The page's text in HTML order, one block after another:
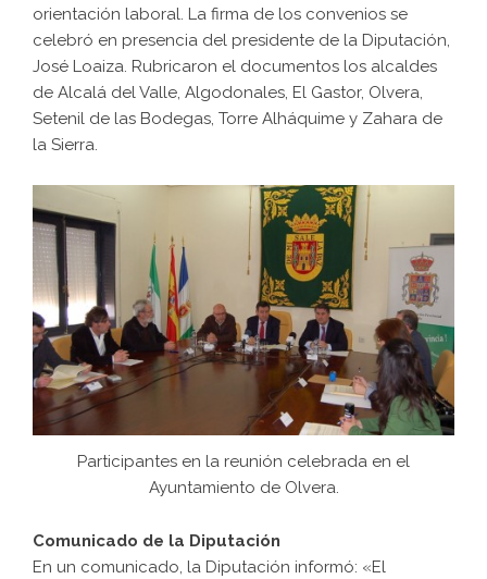
orientación laboral. La firma de los convenios se
celebró en presencia del presidente de la Diputación,
José Loaiza. Rubricaron el documentos los alcaldes
de Alcalá del Valle, Algodonales, El Gastor, Olvera,
Setenil de las Bodegas, Torre Alháquime y Zahara de
la Sierra.
Participantes en la reunión celebrada en el
Ayuntamiento de Olvera.
Comunicado de la Diputación
En un comunicado, la Diputación informó: «El